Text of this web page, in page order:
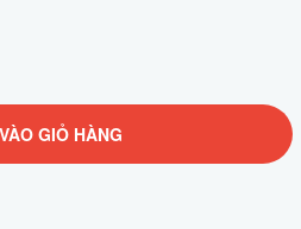
GIỎ HÀNG